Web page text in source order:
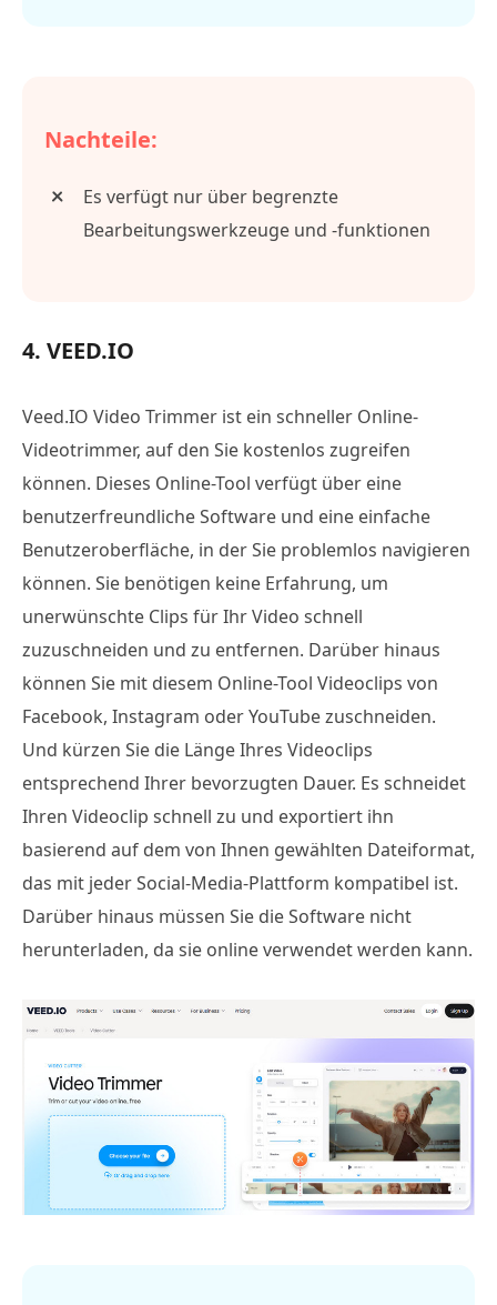
Nachteile:
Es verfügt nur über begrenzte
Bearbeitungswerkzeuge und -funktionen
4. VEED.IO
Veed.IO Video Trimmer ist ein schneller Online-
Videotrimmer, auf den Sie kostenlos zugreifen
können. Dieses Online-Tool verfügt über eine
benutzerfreundliche Software und eine einfache
Benutzeroberfläche, in der Sie problemlos navigieren
können. Sie benötigen keine Erfahrung, um
unerwünschte Clips für Ihr Video schnell
zuzuschneiden und zu entfernen. Darüber hinaus
können Sie mit diesem Online-Tool Videoclips von
Facebook, Instagram oder YouTube zuschneiden.
Und kürzen Sie die Länge Ihres Videoclips
entsprechend Ihrer bevorzugten Dauer. Es schneidet
Ihren Videoclip schnell zu und exportiert ihn
basierend auf dem von Ihnen gewählten Dateiformat,
das mit jeder Social-Media-Plattform kompatibel ist.
Darüber hinaus müssen Sie die Software nicht
herunterladen, da sie online verwendet werden kann.